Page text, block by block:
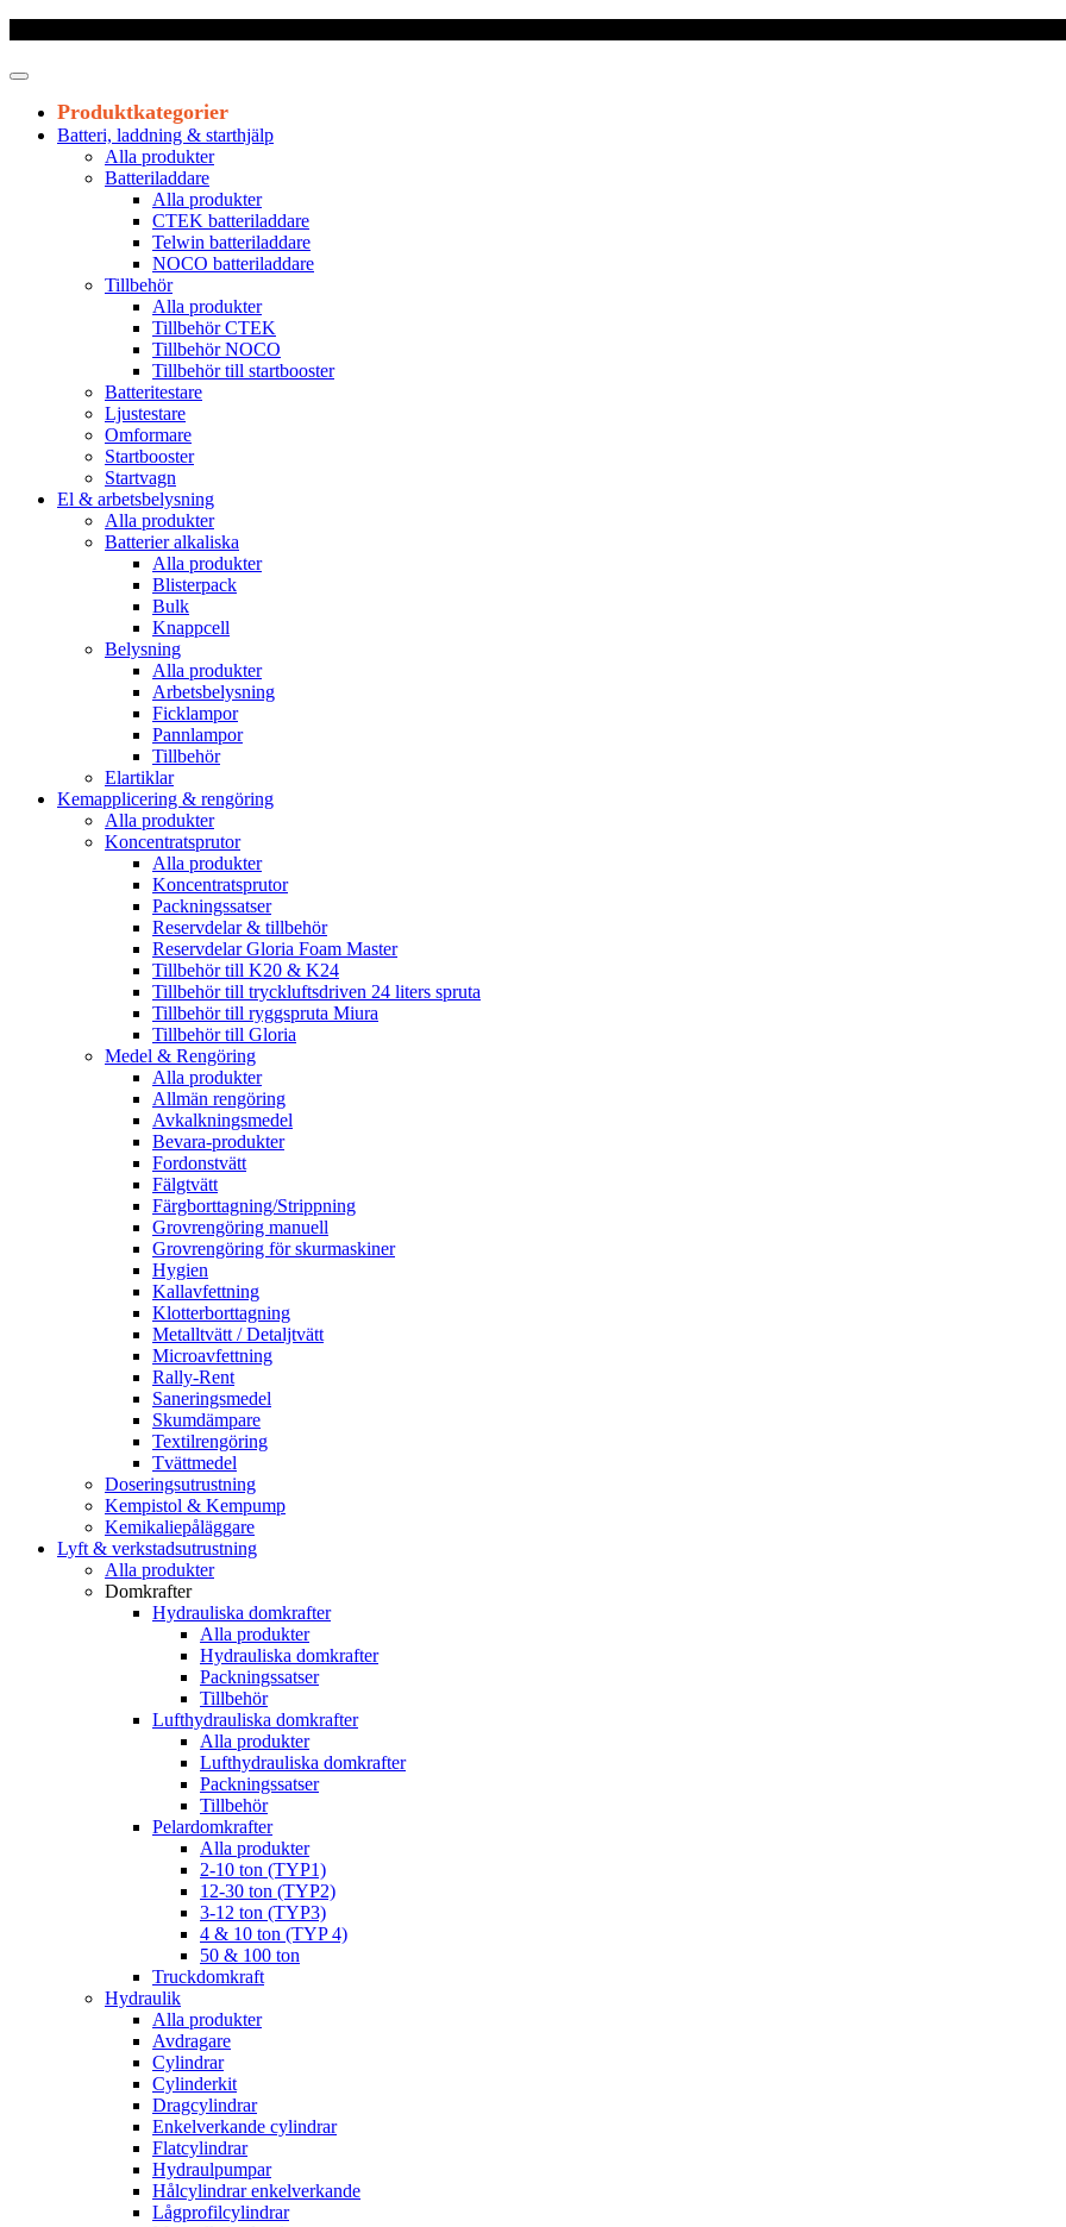
Produktkategorier
Batteri, laddning & starthjälp
Alla produkter
Batteriladdare
Alla produkter
CTEK batteriladdare
Telwin batteriladdare
NOCO batteriladdare
Tillbehör
Alla produkter
Tillbehör CTEK
Tillbehör NOCO
Tillbehör till startbooster
Batteritestare
Ljustestare
Omformare
Startbooster
Startvagn
El & arbetsbelysning
Alla produkter
Batterier alkaliska
Alla produkter
Blisterpack
Bulk
Knappcell
Belysning
Alla produkter
Arbetsbelysning
Ficklampor
Pannlampor
Tillbehör
Elartiklar
Kemapplicering & rengöring
Alla produkter
Koncentratsprutor
Alla produkter
Koncentratsprutor
Packningssatser
Reservdelar & tillbehör
Reservdelar Gloria Foam Master
Tillbehör till K20 & K24
Tillbehör till tryckluftsdriven 24 liters spruta
Tillbehör till ryggspruta Miura
Tillbehör till Gloria
Medel & Rengöring
Alla produkter
Allmän rengöring
Avkalkningsmedel
Bevara-produkter
Fordonstvätt
Fälgtvätt
Färgborttagning/Strippning
Grovrengöring manuell
Grovrengöring för skurmaskiner
Hygien
Kallavfettning
Klotterborttagning
Metalltvätt / Detaljtvätt
Microavfettning
Rally-Rent
Saneringsmedel
Skumdämpare
Textilrengöring
Tvättmedel
Doseringsutrustning
Kempistol & Kempump
Kemikaliepåläggare
Lyft & verkstadsutrustning
Alla produkter
Domkrafter
Hydrauliska domkrafter
Alla produkter
Hydrauliska domkrafter
Packningssatser
Tillbehör
Lufthydrauliska domkrafter
Alla produkter
Lufthydrauliska domkrafter
Packningssatser
Tillbehör
Pelardomkrafter
Alla produkter
2-10 ton (TYP1)
12-30 ton (TYP2)
3-12 ton (TYP3)
4 & 10 ton (TYP 4)
50 & 100 ton
Truckdomkraft
Hydraulik
Alla produkter
Avdragare
Cylindrar
Cylinderkit
Dragcylindrar
Enkelverkande cylindrar
Flatcylindrar
Hydraulpumpar
Hålcylindrar enkelverkande
Lågprofilcylindrar